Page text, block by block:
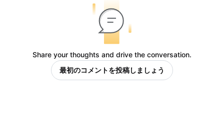
Share your thoughts and drive the conversation.
最初のコメントを投稿しましょう